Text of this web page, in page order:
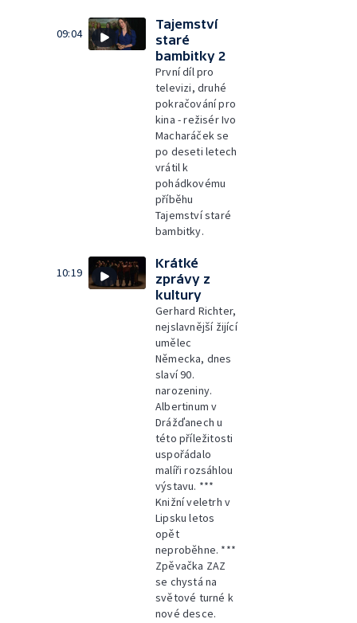
09:04
Tajemství
staré
bambitky 2
První díl pro
televizi, druhé
pokračování pro
kina - režisér Ivo
Macharáček se
po deseti letech
vrátil k
pohádkovému
příběhu
Tajemství staré
bambitky.
10:19
Krátké
zprávy z
kultury
Gerhard Richter,
nejslavnější žijící
umělec
Německa, dnes
slaví 90.
narozeniny.
Albertinum v
Drážďanech u
této příležitosti
uspořádalo
malíři rozsáhlou
výstavu. ***
Knižní veletrh v
Lipsku letos
opět
neproběhne. ***
Zpěvačka ZAZ
se chystá na
světové turné k
nové desce.